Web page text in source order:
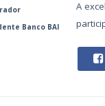
Banco BAI
A